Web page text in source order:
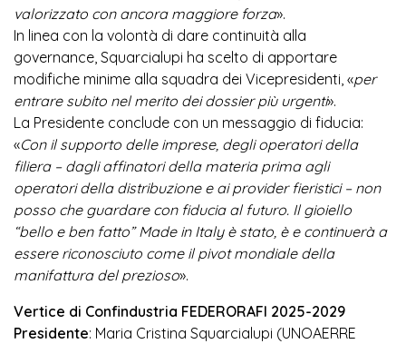
valorizzato con ancora maggiore forza».
In linea con la volontà di dare continuità alla
governance, Squarcialupi ha scelto di apportare
modifiche minime alla squadra dei Vicepresidenti, «per
entrare subito nel merito dei dossier più urgenti».
La Presidente conclude con un messaggio di fiducia:
«Con il supporto delle imprese, degli operatori della
filiera – dagli affinatori della materia prima agli
operatori della distribuzione e ai provider fieristici – non
posso che guardare con fiducia al futuro. Il gioiello
“bello e ben fatto” Made in Italy è stato, è e continuerà a
essere riconosciuto come il pivot mondiale della
manifattura del prezioso».
Vertice di Confindustria FEDERORAFI 2025-2029
Presidente: Maria Cristina Squarcialupi (UNOAERRE